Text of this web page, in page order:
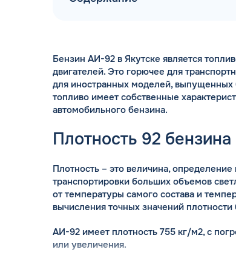
Бензин АИ-92 в Якутске является
двигателей. Это горючее для
для иностранных моделей, выпущенных
топливо имеет собственные
автомобильного бензина.
Плотность 92 бензина
Плотность – это величина,
транспортировки больших объемов
от температуры самого состава и
вычисления точных значений
АИ-92 имеет плотность 755 кг/м2, с
или увеличения.
мгновенное